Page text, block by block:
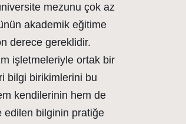
mezunu çok az
akademik eğitime
derece gereklidir.
işletmeleriyle ortak bir
bilgi birikimlerini bu
kendilerinin hem de
edilen bilginin pratiğe